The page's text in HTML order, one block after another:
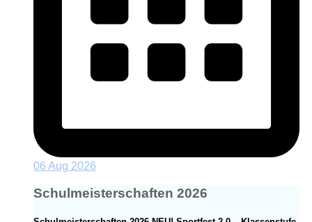
06 Aug 2026
Schulmeisterschaften 2026